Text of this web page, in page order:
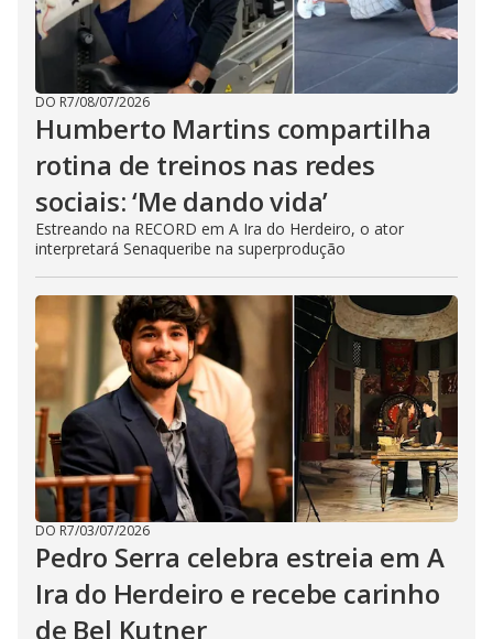
DO R7/08/07/2026
Humberto Martins compartilha
rotina de treinos nas redes
sociais: ‘Me dando vida’
Estreando na RECORD em A Ira do Herdeiro, o ator
interpretará Senaqueribe na superprodução
DO R7/03/07/2026
Pedro Serra celebra estreia em A
Ira do Herdeiro e recebe carinho
de Bel Kutner